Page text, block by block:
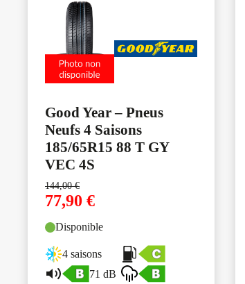
Good Year – Pneus
Neufs 4 Saisons
185/65R15 88 T GY
VEC 4S
144,00€
77,90 €
Disponible
4 saisons
71 dB